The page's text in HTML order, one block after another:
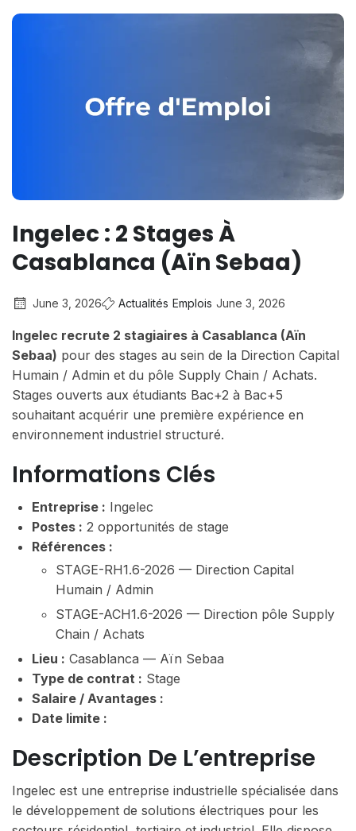
Ingelec : 2 Stages À
Casablanca (Aïn Sebaa)
June 3, 2026 Actualités Emplois June 3, 2026
Ingelec recrute 2 stagiaires à Casablanca (Aïn
Sebaa) pour des stages au sein de la Direction Capital
Humain / Admin et du pôle Supply Chain / Achats.
Stages ouverts aux étudiants Bac+2 à Bac+5
souhaitant acquérir une première expérience en
environnement industriel structuré.
Informations Clés
Entreprise : Ingelec
Postes : 2 opportunités de stage
Références :
STAGE-RH1.6-2026 — Direction Capital
Humain / Admin
STAGE-ACH1.6-2026 — Direction pôle Supply
Chain / Achats
Lieu : Casablanca — Aïn Sebaa
Type de contrat : Stage
Salaire / Avantages :
Date limite :
Description De L’entreprise
Ingelec est une entreprise industrielle spécialisée dans
le développement de solutions électriques pour les